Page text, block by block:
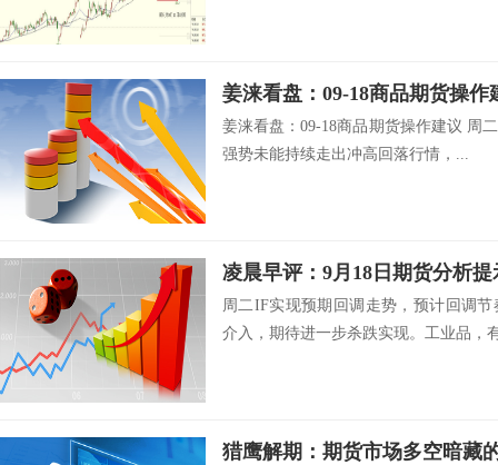
姜涞看盘：09-18商品期货操作
姜涞看盘：09-18商品期货操作建议 周
强势未能持续走出冲高回落行情，...
凌晨早评：9月18日期货分析提
周二IF实现预期回调走势，预计回调
介入，期待进一步杀跌实现。工业品，
猎鹰解期：期货市场多空暗藏